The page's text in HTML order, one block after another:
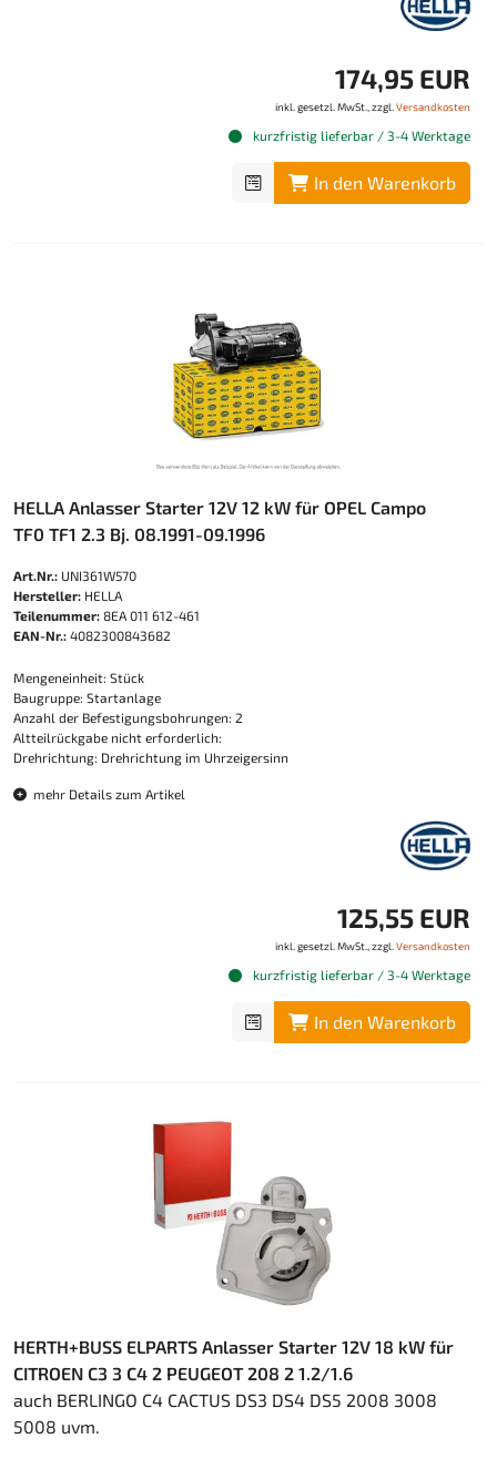
174,95 EUR
inkl. gesetzl. MwSt., zzgl. Versandkosten
kurzfristig lieferbar / 3-4 Werktage
In den Warenkorb
HELLA Anlasser Starter 12V 12 kW für OPEL Campo
TF0 TF1 2.3 Bj. 08.1991-09.1996
Art.Nr.: UNI361W570
Hersteller: HELLA
Teilenummer: 8EA 011 612-461
EAN-Nr.: 4082300843682
Mengeneinheit: Stück
Baugruppe: Startanlage
Anzahl der Befestigungsbohrungen: 2
Altteilrückgabe nicht erforderlich:
Drehrichtung: Drehrichtung im Uhrzeigersinn
mehr Details zum Artikel
125,55 EUR
inkl. gesetzl. MwSt., zzgl. Versandkosten
kurzfristig lieferbar / 3-4 Werktage
In den Warenkorb
HERTH+BUSS ELPARTS Anlasser Starter 12V 18 kW für
CITROEN C3 3 C4 2 PEUGEOT 208 2 1.2/1.6
auch BERLINGO C4 CACTUS DS3 DS4 DS5 2008 3008
5008 uvm.